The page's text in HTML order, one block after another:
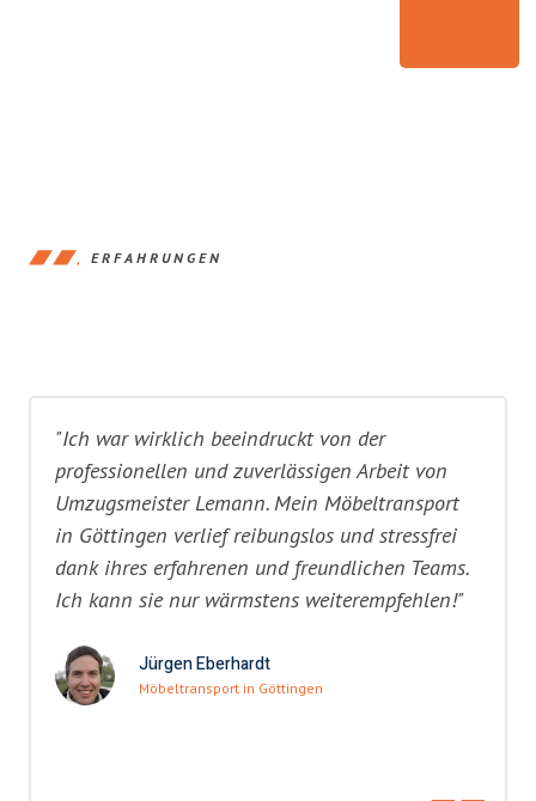
ERFAHRUNGEN
"Ich war wirklich beeindruckt von der
professionellen und zuverlässigen Arbeit von
Umzugsmeister Lemann. Mein Möbeltransport
in Göttingen verlief reibungslos und stressfrei
dank ihres erfahrenen und freundlichen Teams.
Ich kann sie nur wärmstens weiterempfehlen!"
Jürgen Eberhardt
Möbeltransport in Göttingen